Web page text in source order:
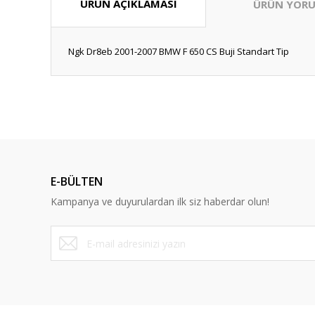
ÜRÜN AÇIKLAMASI ÜRÜN
Ngk Dr8eb 2001-2007 BMW F 650 CS Buji Standart Tip
Ürün bilgilerinde hatalar bulunuyor.
Ürün fiyatı diğer sitelerden daha pahalı.
Bu ürüne benzer farklı alternatifler olmalı.
E-BÜLTEN
Kampanya ve duyurulardan ilk siz haberdar olun!